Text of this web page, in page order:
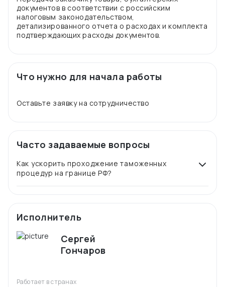
документов в соответствии с российским
налоговым законодательством,
детализированного отчета о расходах и комплекта
Что нужно для начала работы
Часто задаваемые вопросы
Как ускорить проходжение таможенных
процедур на границе РФ?
Исполнитель
Сергей
Гончаров
Работает в странах